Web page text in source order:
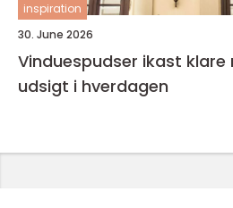
inspiration
30. June 2026
Vinduespudser ikast klare ruder og bedre
udsigt i hverdagen